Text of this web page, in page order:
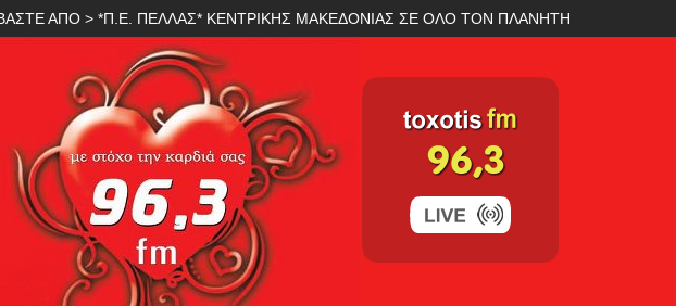
ΑΠΟ > *Π.Ε. ΠΕΛΛΑΣ* ΚΕΝΤΡΙΚΗΣ ΜΑΚΕΔΟΝΙΑΣ ΣΕ ΟΛΟ ΤΟΝ ΠΛΑΝΗΤΗ